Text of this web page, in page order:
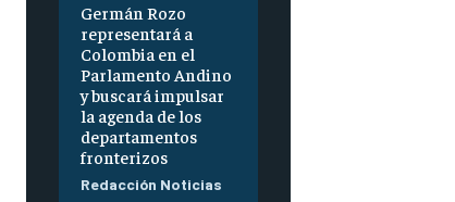
Germán Rozo
representará a
Colombia en el
Parlamento Andino
y buscará impulsar
la agenda de los
departamentos
fronterizos
Redacción Noticias